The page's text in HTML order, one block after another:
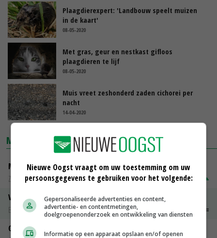
Plaagdierexpert: 'Landbouw speelt muizen
in de kaart'
08-05-2020
Met gras, geur en nestkast gifloos
plaagdieren te lijf
08-05-2020
Muis vreet zeshonderd zaden cichorei per
nacht
14-04-2020
MARKTPRIJZEN
Magere melkpoeder
Zuivel NL
€ 269,00 € 7,00
Vleeskuikens 2001-2600 gr
Barneveld
€ 1,11
Gerst
Nieuwe Oogst vraagt om uw toestemming om uw
persoonsgegevens te gebruiken voor het volgende:
Gepersonaliseerde advertenties en content,
advertentie- en contentmetingen,
doelgroepenonderzoek en ontwikkeling van diensten
Informatie op een apparaat opslaan en/of openen